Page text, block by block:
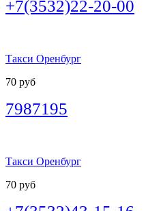
+7(3532)22-20-00
Такси Оренбург
70 руб
7987195
Такси Оренбург
70 руб